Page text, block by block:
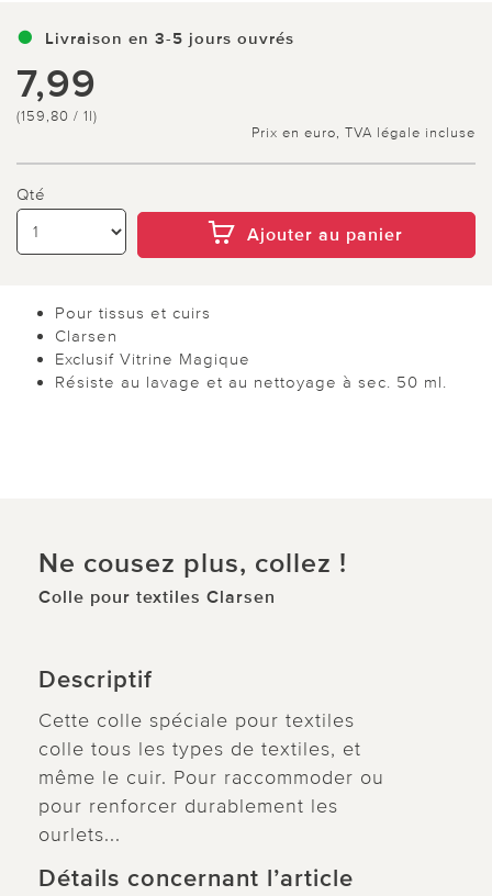
Livraison en 3-5 jours ouvrés
7,99
(159,80 / 1l)
Prix en euro, TVA légale incluse
Qté
Ajouter au panier
Pour tissus et cuirs
Clarsen
Exclusif Vitrine Magique
Résiste au lavage et au nettoyage à sec. 50 ml.
Ne cousez plus, collez !
Colle pour textiles Clarsen
Descriptif
Cette colle spéciale pour textiles
colle tous les types de textiles, et
même le cuir. Pour raccommoder ou
pour renforcer durablement les
ourlets...
Détails concernant l’article